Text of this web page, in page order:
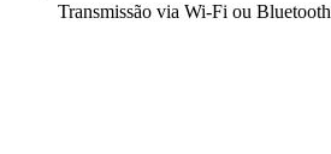
Transmissão via Wi-Fi ou Bluetooth